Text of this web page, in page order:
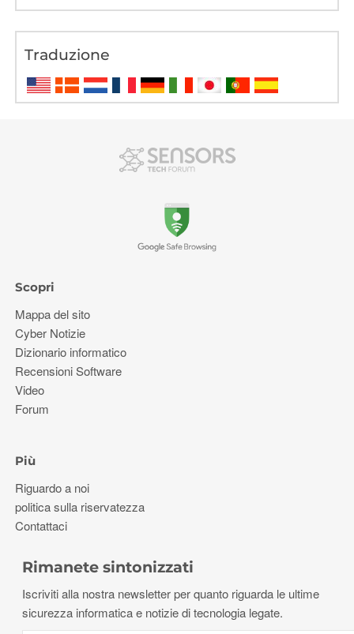
Traduzione
Scopri
Mappa del sito
Cyber ​​Notizie
Dizionario informatico
Recensioni Software
Video
Forum
Più
Riguardo a noi
politica sulla riservatezza
Contattaci
Rimanete sintonizzati
Iscriviti alla nostra newsletter per quanto riguarda le ultime
sicurezza informatica e notizie di tecnologia legate.